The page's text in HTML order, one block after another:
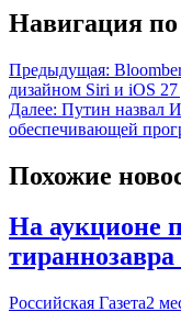
Навигация
Предыдущая:
дизайном Siri и iOS 27
Далее: Путин назвал
обеспечивающей
Похожие
На аукционе
Российская Газета2